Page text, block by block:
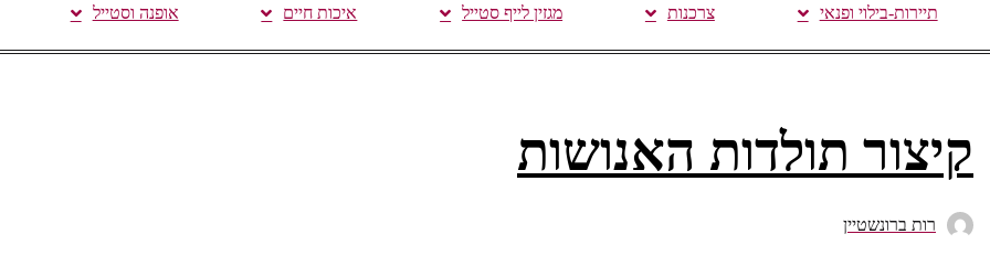
תיירות-בילוי ופנאי צרכנות מגזין לייף סטייל איכות חיים אופנה וסטייל
קיצור תולדות האנושות
רות ברונשטיין